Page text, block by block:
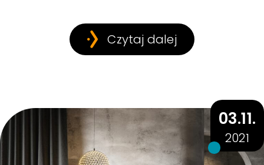
Czytaj dalej
03.11.
2021